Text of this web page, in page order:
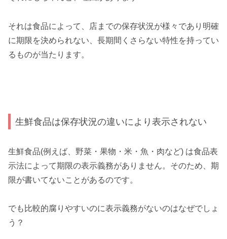
それは食品によって、店までの保存状況が様々であり明確
に期限を決められない、長期間くさらない特性を持ってい
るものが当たります。
生鮮食品は保存状況の違いにより表示されない
生鮮食品(例えば、野菜・果物・米・魚・肉など) は食品表
示法によって期限の表示義務がありません。そのため、期
限が書いてないことがあるのです。
でも比較的腐りやすいのに表示義務がないのはなぜでしょ
う？